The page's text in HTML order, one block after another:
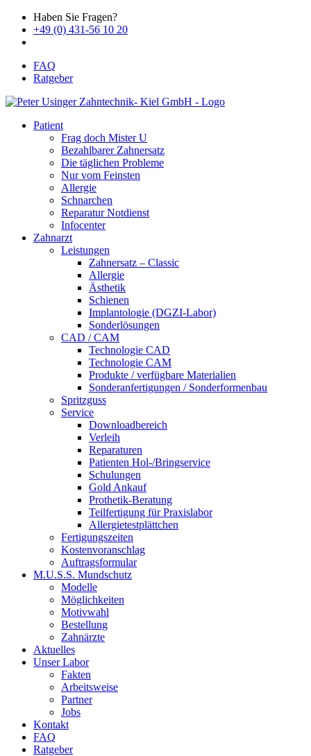
Haben Sie Fragen?
+49 (0) 431-56 10 20
FAQ
Ratgeber
Patient
Frag doch Mister U
Bezahlbarer Zahnersatz
Die täglichen Probleme
Nur vom Feinsten
Allergie
Schnarchen
Reparatur Notdienst
Infocenter
Zahnarzt
Leistungen
Zahnersatz – Classic
Allergie
Ästhetik
Schienen
Implantologie (DGZI-Labor)
Sonderlösungen
CAD / CAM
Technologie CAD
Technologie CAM
Produkte / verfügbare Materialien
Sonderanfertigungen / Sonderformenbau
Spritzguss
Service
Downloadbereich
Verleih
Reparaturen
Patienten Hol-/Bringservice
Schulungen
Gold Ankauf
Prothetik-Beratung
Teilfertigung für Praxislabor
Allergietestplättchen
Fertigungszeiten
Kostenvoranschlag
Auftragsformular
M.U.S.S. Mundschutz
Modelle
Möglichkeiten
Motivwahl
Bestellung
Zahnärzte
Aktuelles
Unser Labor
Fakten
Arbeitsweise
Partner
Jobs
Kontakt
FAQ
Ratgeber